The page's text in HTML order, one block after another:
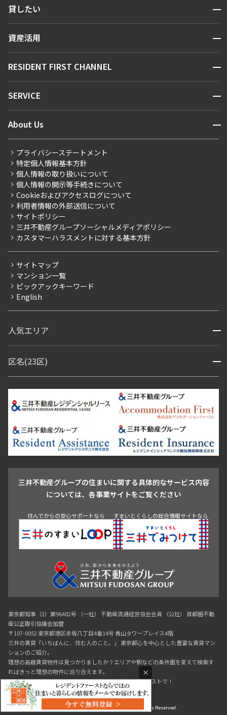
人気エリアから探す
新着情報から探す
新着募集情報
こだわりから探す
こだわり一覧
プレミアムマンション
新築
当社限定（港区・渋谷区）
当社限定（港区・渋谷区以外）
三井不動産企画
賃料改定
フリーレント
ペット可
ブランドマンション
貸したい 開閉
お問い合わせ
資産活用 開閉
お問い合わせ
RESIDENT FIRST CHANNEL 開閉
マンションレポート
住まいのコラム
SERVICE 開閉
会員ページ
ご入居・提携サービス
お部屋探しからご契約まで
よくあるご質問
社宅紹介
【仲介会社様向け】当社仲介事業部取り扱い物件入居申込
About Us 開閉
会社情報
事業案内
採用情報
ニュースリリース
お問い合わせ
プライバシーステートメント
特定個人情報基本方針
個人情報の取り扱いについて
個人情報の開示等手続きについて
Cookieおよびアクセスログについて
利用者情報の外部送信について
サイトポリシー
三井不動産グループソーシャルメディアポリシー
カスタマーハラスメントに対する基本方針
サイトマップ
マンション一覧
ピックアックキーワード
English
人気エリア 開閉
青山・表参道・原宿
市ヶ谷・神楽坂・飯田橋
三田・芝・浜松町
芝浦・汐留・品川
月島・勝どき・豊洲
本郷・春日・小石川
目白・高田馬場・早稲田
池尻大橋・三軒茶屋
祐天寺・学芸大学・自由が丘
駒沢・用賀・二子玉川
成城・砧
池袋・板橋・王子
青山 渋谷 東京・大手町 新宿 品川
目黒・中目黒
区名(23区) 開閉
江東区 台東区 墨田区
中野区
豊島区
杉並区 板橋区 練馬区 荒川区
足立区
葛飾区
江戸川区
三井不動産グループの住まいに関する具体的なサービス内容
については、各事業サイトをご覧ください
住んでからの安心サポートなら すまいとくらしの総合情報サイトなら
東京都知事（3）第96482号 （一社） 不動産流通経営協会会員 （公社） 首都圏不動
産公正取引協議会加盟
〒107-0052 東京都港区赤坂八丁目4番14号 青山タワープレイス4階
三井の賃貸「いちばんに、住む人のこと。」 東京都心を中心とした豊富な賃貸マン
ションのご紹介。
理想の高級賃貸物件は見つかりましたか？エリアや駅などの条件面を変えて検索す
ればきっと理想の物件に巡り合えます。
都心の高級賃貸物件探しは[三井の賃貸]レジデントファーストで！
Copyright © RESIDENT FIRST Co.,Ltd. All Rights Reserved.
×